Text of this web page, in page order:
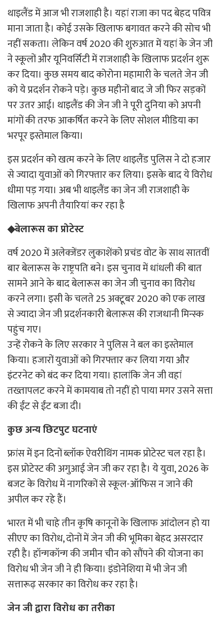
थाइलैंड में आज भी राजशाही है। यहां राजा का पद बेहद पवित्र
माना जाता है। कोई उसके खिलाफ बगावत करने की सोच भी
नहीं सकता। लेकिन वर्ष 2020 की शुरुआत में यहां के जेन जी
ने स्कूलों और यूनिवर्सिटी में राजशाही के खिलाफ प्रदर्शन शुरू
कर दिया। कुछ समय बाद कोरोना महामारी के चलते जेन जी
को ये प्रदर्शन रोकने पड़े। कुछ महीनों बाद जे जी फिर सड़कों
पर उतर आई। थाइलैंड की जेन जी ने पूरी दुनिया को अपनी
मांगों की तरफ आकर्षित करने के लिए सोशल मीडिया का
भरपूर इस्तेमाल किया।
इस प्रदर्शन को खत्म करने के लिए थाइलैंड पुलिस ने दो हजार
से ज्यादा युवाओं को गिरफ्तार कर लिया। इसके बाद ये विरोध
धीमा पड़ गया। अब भी थाइलैंड का जेन जी राजशाही के
खिलाफ अपनी तैयारियां कर रहा है
◆बेलारूस का प्रोटेस्ट
वर्ष 2020 में अलेक्जेंडर लुकाशेंको प्रचंड वोट के साथ सातवीं
बार बेलारूस के राष्ट्रपति बने। इस चुनाव में धांधली की बात
सामने आने के बाद बेलारूस का जेन जी चुनाव का विरोध
करने लगा। इसी के चलते 25 अक्टूबर 2020 को एक लाख
से ज्यादा जेन जी प्रदर्शनकारी बेलारूस की राजधानी मिन्स्क
पहुंच गए।
उन्हें रोकने के लिए सरकार ने पुलिस ने बल का इस्तेमाल
किया। हजारों युवाओं को गिरफ्तार कर लिया गया और
इंटरनेट को बंद कर दिया गया। हालांकि जेन जी वहां
तख्तापलट करने में कामयाब तो नहीं हो पाया मगर उसने सत्ता
की ईंट से ईंट बजा दी।
कुछ अन्य छिटपुट घटनाएं
फ्रांस में इन दिनों ब्लॉक ऐवरीथिंग नामक प्रोटेस्ट चल रहा है।
इस प्रोटेस्ट की अगुआई जेन जी कर रहा है। ये युवा, 2026 के
बजट के विरोध में नागरिकों से स्कूल-ऑफिस न जाने की
अपील कर रहे हैं।
भारत में भी चाहे तीन कृषि कानूनों के खिलाफ आंदोलन हो या
सीएए का विरोध, दोनों में जेन जी की भूमिका बेहद असरदार
रही है। हॉन्गकॉन्ग की जमीन चीन को सौंपने की योजना का
विरोध भी जेन जी ने ही किया। इंडोनेशिया में भी जेन जी
सत्तारूढ़ सरकार का विरोध कर रहा है।
जेन जी द्वारा विरोध का तरीका